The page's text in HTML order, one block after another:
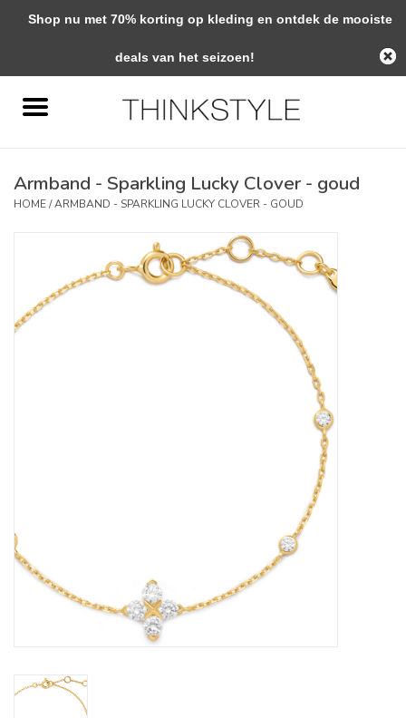
0 Artikelen - €0,00
Woondecoratie
Verzorging
Merken
Armband - Sparkling Lucky Clover - goud
HOME/ARMBAND - SPARKLING LUCKY CLOVER - GOUD
Shop nu met 70% korting op kleding en ontdek de mooiste
deals van het seizoen!